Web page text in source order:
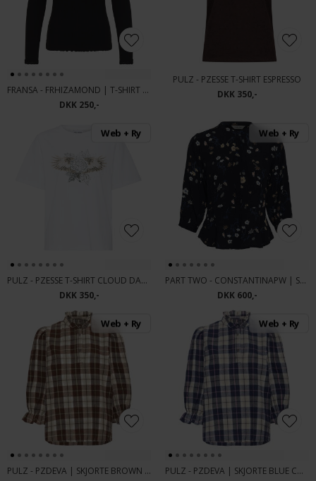
FRANSA - FRHIZAMOND | T-SHIRT BLACK
DKK 250,-
PULZ - PZESSE T-SHIRT ESPRESSO
DKK 350,-
Web + Ry
PULZ - PZESSE T-SHIRT CLOUD DANCER
DKK 350,-
Web + Ry
PART TWO - CONSTANTINAPW | SKJORTE NAVY BOT
DKK 600,-
Web + Ry
PULZ - PZDEVA | SKJORTE BROWN CHECK
Web + Ry
PULZ - PZDEVA | SKJORTE BLUE CHECK